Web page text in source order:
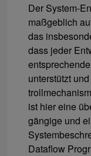
Der System-
maßgeblich
das
dass jeder
unterstützt
ist hier eine
gängige und
Dataflow